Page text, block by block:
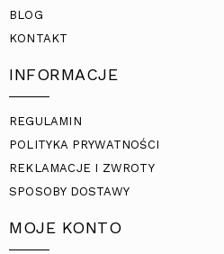
BLOG
KONTAKT
INFORMACJE
REGULAMIN
POLITYKA PRYWATNOŚCI
REKLAMACJE I ZWROTY
SPOSOBY DOSTAWY
MOJE KONTO